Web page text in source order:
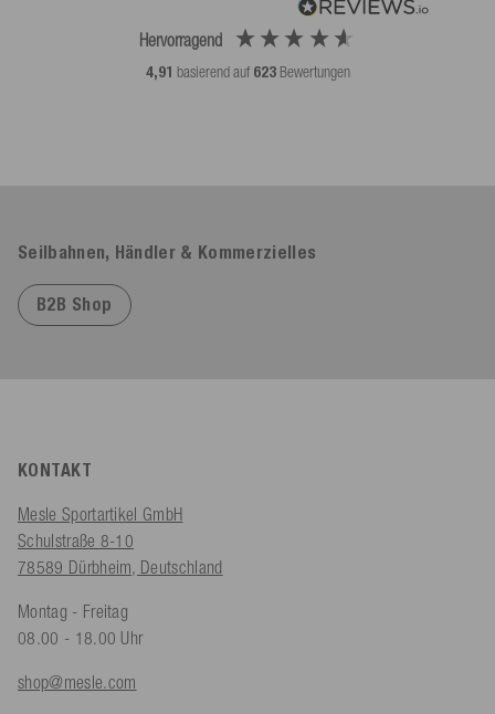
Hervorragend
4,91 basierend auf 623 Bewertungen
Seilbahnen, Händler & Kommerzielles
B2B Shop
KONTAKT
Mesle Sportartikel GmbH
Schulstraße 8-10
78589 Dürbheim, Deutschland
Montag - Freitag
08.00 - 18.00 Uhr
shop@mesle.com